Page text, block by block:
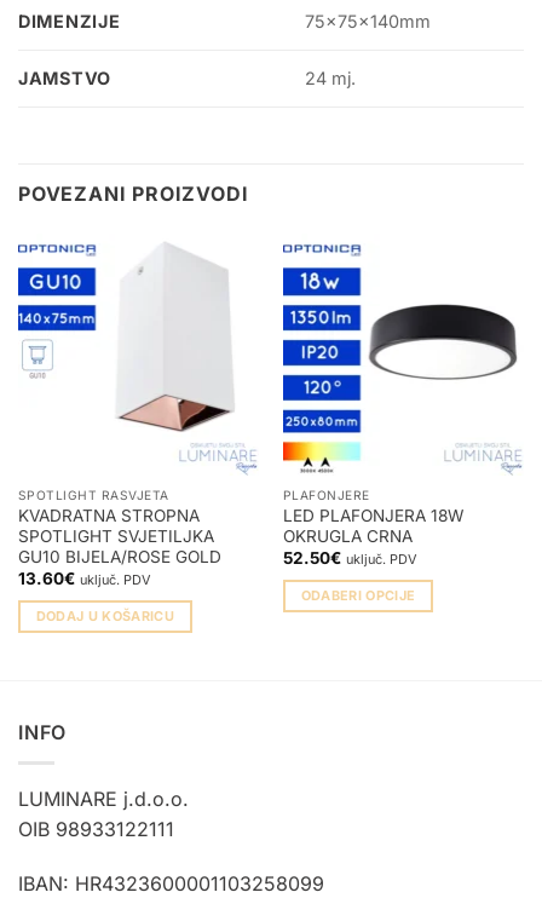
DIMENZIJE 75x75x140mm
JAMSTVO 24 mj.
POVEZANI PROIZVODI
SPOTLIGHT RASVJETA
KVADRATNA STROPNA
SPOTLIGHT SVJETILJKA
GU10 BIJELA/ROSE GOLD
13.60€ uključ. PDV
DODAJ U KOŠARICU
PLAFONJERE
LED PLAFONJERA 18W
OKRUGLA CRNA
52.50€ uključ. PDV
ODABERI OPCIJE
stranici
INFO
LUMINARE j.d.o.o.
OIB 98933122111
IBAN: HR4323600001103258099